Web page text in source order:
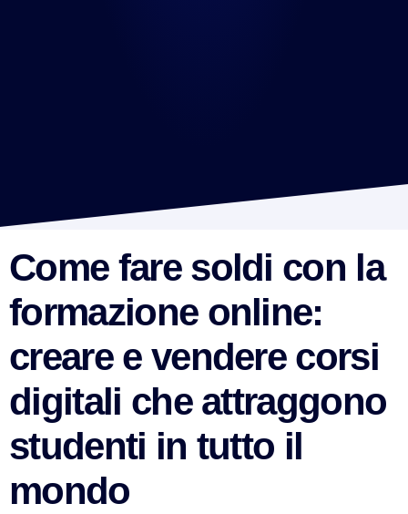
Come fare soldi con la
formazione online:
creare e vendere corsi
digitali che attraggono
studenti in tutto il
mondo